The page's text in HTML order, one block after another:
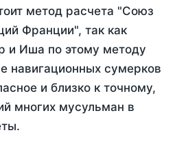
метод расчета "Союз
Франции", так как
и Иша по этому методу
навигационных сумерков
и близко к точному,
многих мусульман в